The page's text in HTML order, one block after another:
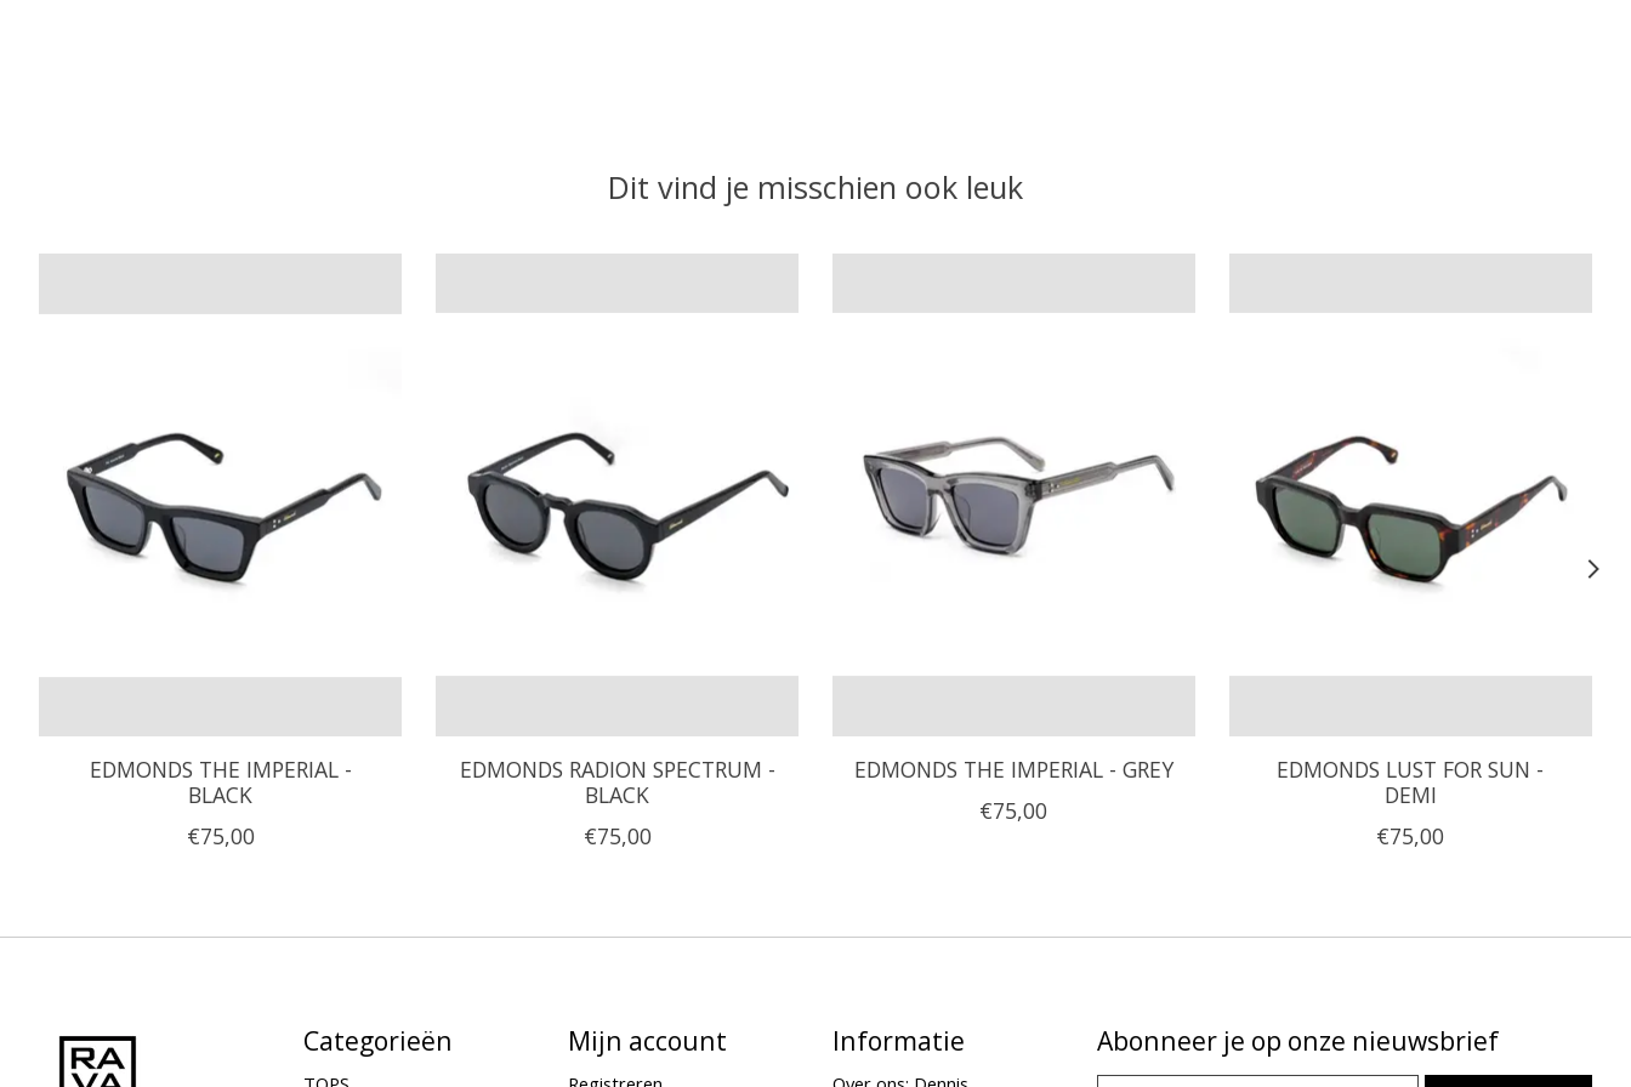
Dit vind je misschien ook leuk
EDMONDS THE IMPERIAL -
BLACK
€75,00
EDMONDS RADION SPECTRUM -
BLACK
€75,00
EDMONDS THE IMPERIAL - GREY
€75,00
EDMONDS LUST FOR SUN -
DEMI
€75,00
Categorieën Mijn account Informatie Abonneer je op onze nieuwsbrief